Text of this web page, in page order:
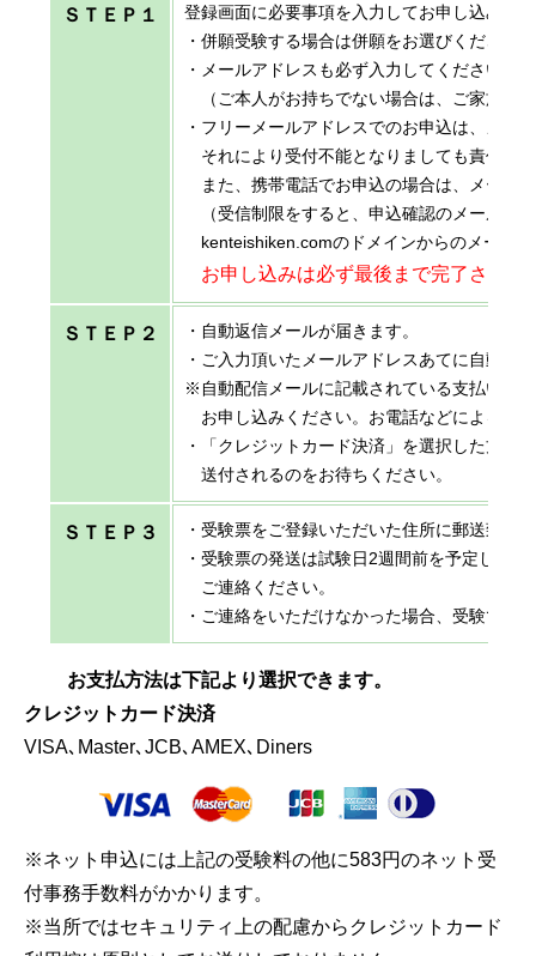
ＳＴＥＰ１
登録画面に必要事項を入力してお申し込みく
・併願受験する場合は併願をお選びください。
・メールアドレスも必ず入力してください。
（ご本人がお持ちでない場合は、ご家族な
・フリーメールアドレスでのお申込は、メー
それにより受付不能となりましても責任は
また、携帯電話でお申込の場合は、メール
（受信制限をすると、申込確認のメール等
kenteishiken.comのドメインからのメール
お申し込みは必ず最後まで完了させて
ＳＴＥＰ２
・自動返信メールが届きます。
・ご入力頂いたメールアドレスあてに自動配
※自動配信メールに記載されている支払いに
お申し込みください。お電話などによるお
・「クレジットカード決済」を選択した方は
送付されるのをお待ちください。
ＳＴＥＰ３
・受験票をご登録いただいた住所に郵送致し
・受験票の発送は試験日2週間前を予定して
ご連絡ください。
・ご連絡をいただけなかった場合、受験でき
お支払方法は下記より選択できます。
クレジットカード決済
VISA､Master､JCB､AMEX､Diners
※ネット申込には上記の受験料の他に583円のネット受
付事務手数料がかかります。
※当所ではセキュリティ上の配慮からクレジットカード